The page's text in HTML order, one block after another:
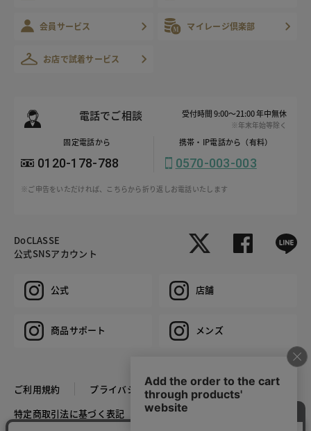
会員サービス マイレージ倶楽部
お店で試着サービス
電話でご相談 受付時間 9:00～21:00 年中無休
※年末年始等除く
固定電話から
0120-178-788
携帯・IP電話から（有料）
0570-003-003
※ご申告をいただければ、こちらから折り返しお電話いたします
DoCLASSE
公式SNSアカウント
公式 店舗
商品サポート メンズ
ご利用規約
プライバシーポリシー
特定商取引法に基づく表記
推奨環境